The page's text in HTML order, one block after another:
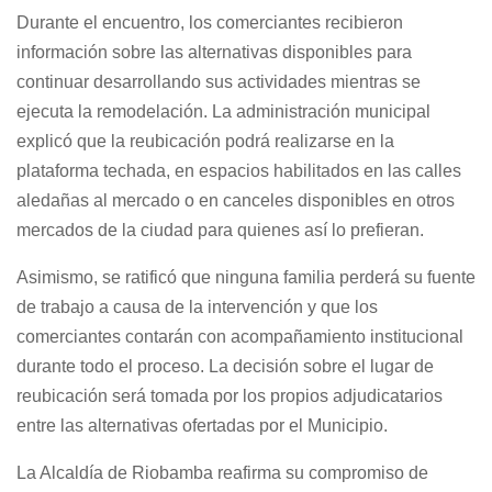
Durante el encuentro, los comerciantes recibieron
información sobre las alternativas disponibles para
continuar desarrollando sus actividades mientras se
ejecuta la remodelación. La administración municipal
explicó que la reubicación podrá realizarse en la
plataforma techada, en espacios habilitados en las calles
aledañas al mercado o en canceles disponibles en otros
mercados de la ciudad para quienes así lo prefieran.
Asimismo, se ratificó que ninguna familia perderá su fuente
de trabajo a causa de la intervención y que los
comerciantes contarán con acompañamiento institucional
durante todo el proceso. La decisión sobre el lugar de
reubicación será tomada por los propios adjudicatarios
entre las alternativas ofertadas por el Municipio.
La Alcaldía de Riobamba reafirma su compromiso de